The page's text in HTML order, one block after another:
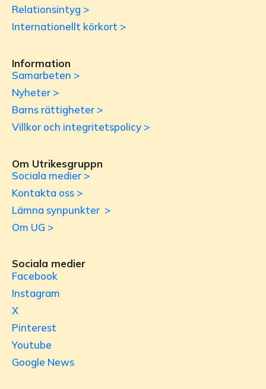
Relationsintyg >
Internationellt körkort >
Information
Samarbeten >
Nyheter >
Barns rättigheter >
Villkor och integritetspolicy >
Om Utrikesgruppn
Sociala medier >
Kontakta oss >
Lämna synpunkter >
Om UG >
Sociala medier
Facebook
Instagram
X
Pinterest
Youtube
Google News